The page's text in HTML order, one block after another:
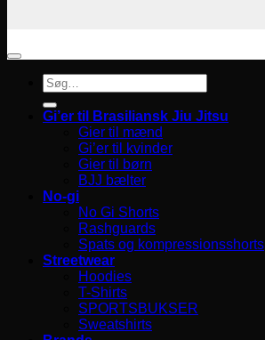
Søg
efter:
Gi’er til Brasiliansk Jiu Jitsu
Gier til mænd
Gi’er til kvinder
Gier til børn
BJJ bælter
No-gi
No Gi Shorts
Rashguards
Spats og kompressionsshorts
Streetwear
Hoodies
T-Shirts
SPORTSBUKSER
Sweatshirts